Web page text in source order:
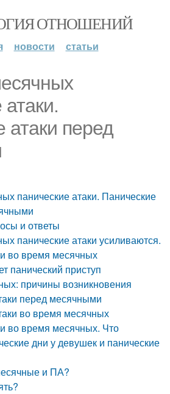
ОТНОШЕНИЙ
новости статьи
атаки перед
панические атаки. Панические
и ответы
панические атаки усиливаются.
во время месячных
панический приступ
причины возникновения
перед месячными
во время месячных
во время месячных. Что
дни у девушек и панические
и ПА?